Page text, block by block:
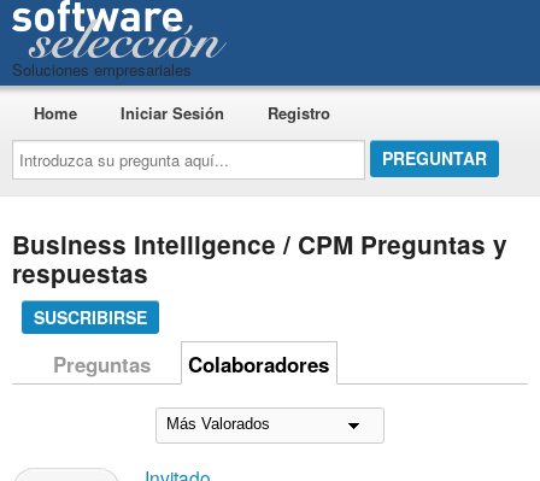
Soluciones empresariales
Introduzca
su
pregunta
aquí...
Home Iniciar Sesión Registro
Business Intelligence / CPM Preguntas y
respuestas
SUSCRIBIRSE
Preguntas Colaboradores